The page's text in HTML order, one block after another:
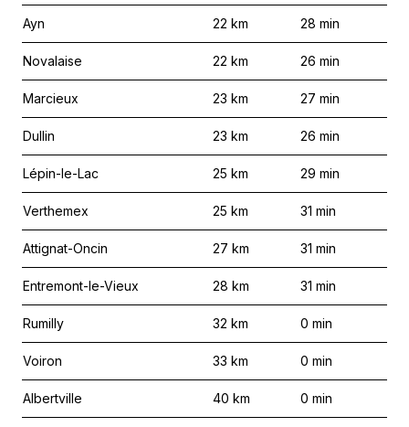
Ayn 22 km 28 min
Novalaise 22 km 26 min
Marcieux 23 km 27 min
Dullin 23 km 26 min
Lépin-le-Lac 25 km 29 min
Verthemex 25 km 31 min
Attignat-Oncin 27 km 31 min
Entremont-le-Vieux 28 km 31 min
Rumilly 32 km 0 min
Voiron 33 km 0 min
Albertville 40 km 0 min